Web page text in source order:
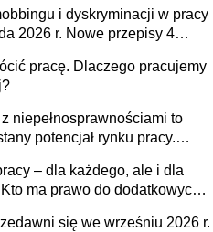
i dyskryminacji w pracy
2026 r. Nowe przepisy 4
pracę. Dlaczego pracujemy
niepełnosprawnościami to
potencjał rynku pracy.
czy refundacji, ale bariery po
i świadomości
[WYWIAD]
– dla każdego, ale i dla
ma prawo do dodatkowych
się we wrześniu 2026 r.